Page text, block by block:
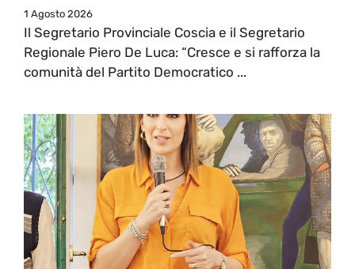
1 Agosto 2026
Il Segretario Provinciale Coscia e il Segretario
Regionale Piero De Luca: “Cresce e si rafforza la
comunità del Partito Democratico ...